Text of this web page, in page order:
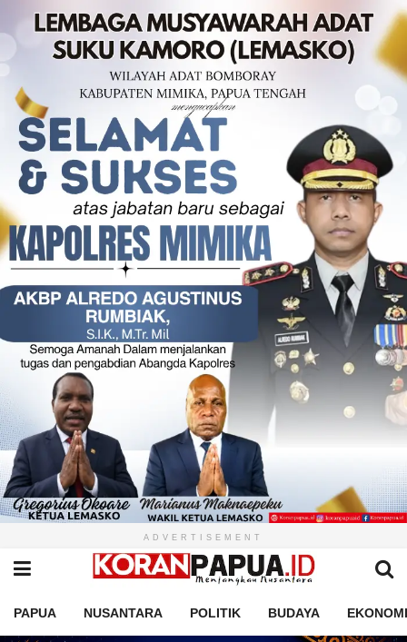
ADVERTISEMENT
PAPUA NUSANTARA POLITIK BUDAYA EKONOMI